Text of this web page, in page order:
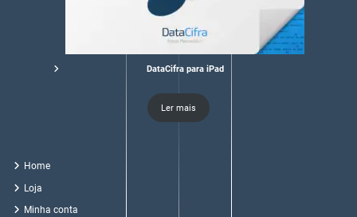
DataCifra para iPad
Ler mais
Home
Loja
Minha conta